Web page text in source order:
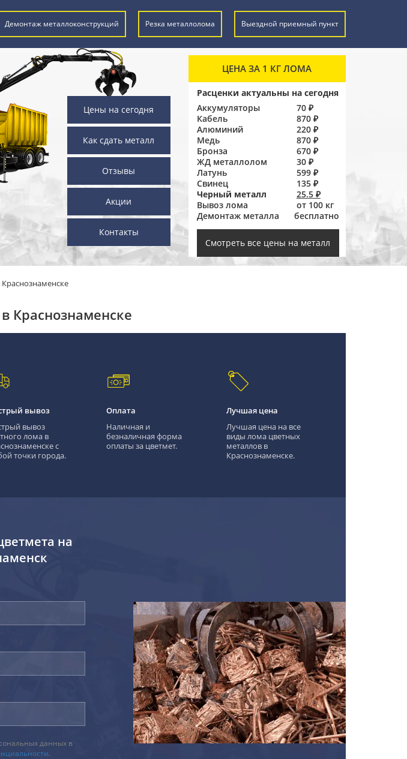
Демонтаж металлоконструкций Резка металлолома Выездной приемный пункт
ЦЕНА ЗА 1 КГ ЛОМА
Расценки актуальны на сегодня
Аккумуляторы
70 ₽
Кабель
870 ₽
Алюминий
220 ₽
Медь
870 ₽
Бронза
670 ₽
ЖД металлолом
30 ₽
Латунь
599 ₽
Свинец
135 ₽
Черный металл
25.5 ₽
Вывоз лома
от 100 кг
Демонтаж металла
бесплатно
Смотреть все цены на металл
Цены на сегодня
Как сдать металл
Отзывы
Акции
Контакты
Краснознаменске
вывоз
вывоз
лома в
с
точки города.
Оплата
Наличная и
безналичная форма
оплаты за цветмет.
Лучшая цена
Лучшая цена на все
виды лома цветных
металлов в
Краснознаменске.
на
данных в
.